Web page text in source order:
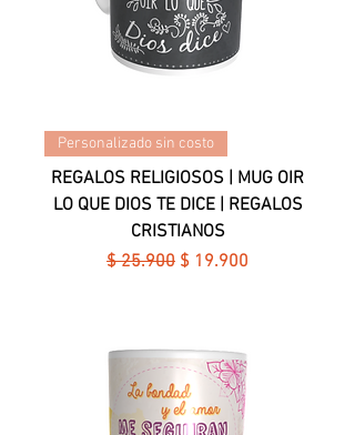
Personalizado sin costo
REGALOS RELIGIOSOS | MUG OIR
LO QUE DIOS TE DICE | REGALOS
CRISTIANOS
Precio
$ 25.900 Precio de oferta
$ 19.900